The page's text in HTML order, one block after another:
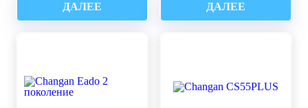
ДАЛЕЕ ДАЛЕЕ